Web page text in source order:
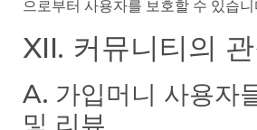
으로부터 사용자를 보호할 수 있습니
XII. 커뮤니티의
A. 가입머니 사용자
및 리뷰